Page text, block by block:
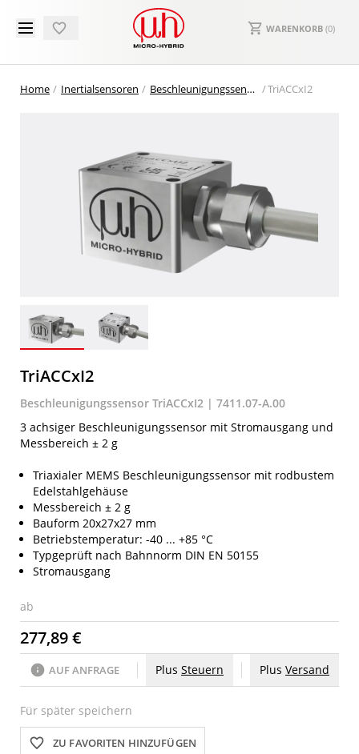
WARENKORB (0)
Home Inertialsensoren Beschleunigungssensoren TriACCxI2
TriACCxI2
Beschleunigungssensor TriACCxI2 | 7411.07-A.00
3 achsiger Beschleunigungssensor mit Stromausgang und
Messbereich ± 2 g
Triaxialer MEMS Beschleunigungssensor mit rodbustem
Edelstahlgehäuse
Messbereich ± 2 g
Bauform 20x27x27 mm
Betriebstemperatur: -40 ... +85 °C
Typgeprüft nach Bahnnorm DIN EN 50155
Stromausgang
ab
277,89 €
AUF ANFRAGE Plus Steuern Plus Versand
Für später speichern
ZU FAVORITEN HINZUFÜGEN